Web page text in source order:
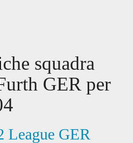
squadra
GER per
League GER